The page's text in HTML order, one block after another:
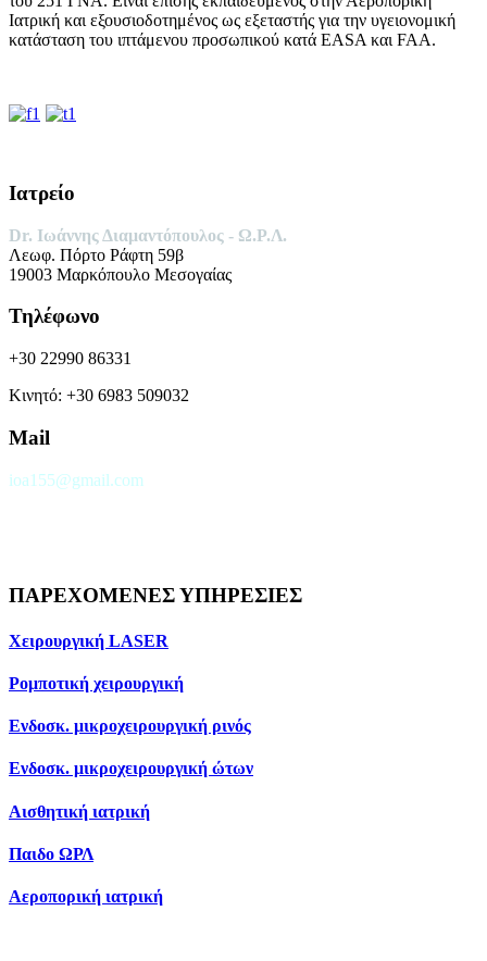
Ιατρική και εξουσιοδοτημένος ως εξεταστής για την υγειονομική
κατάσταση του ιπτάμενου προσωπικού κατά EASA και FAA.
Ιατρείο
Dr. Ιωάννης Διαμαντόπουλος - Ω.Ρ.Λ.
Λεωφ. Πόρτο Ράφτη 59β
19003 Μαρκόπουλο Μεσογαίας
Τηλέφωνο
+30 22990 86331
Κινητό: +30 6983 509032
Mail
ioa155@gmail.com
ΠΑΡΕΧΟΜΕΝΕΣ ΥΠΗΡΕΣΙΕΣ
Χειρουργική LASER
Ρομποτική χειρουργική
Ενδοσκ. μικροχειρουργική ρινός
Ενδοσκ. μικροχειρουργική ώτων
Αισθητική ιατρική
Παιδο ΩΡΛ
Αεροπορική ιατρική